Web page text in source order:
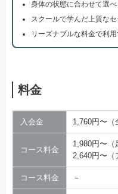
身体の状態に合わせて選
スクールで学んだ上質なセ
リーズナブルな料金で利
料金
入会金 1,760円〜（
コース料金
1,980円〜（
2,640円〜（
コース料金 －